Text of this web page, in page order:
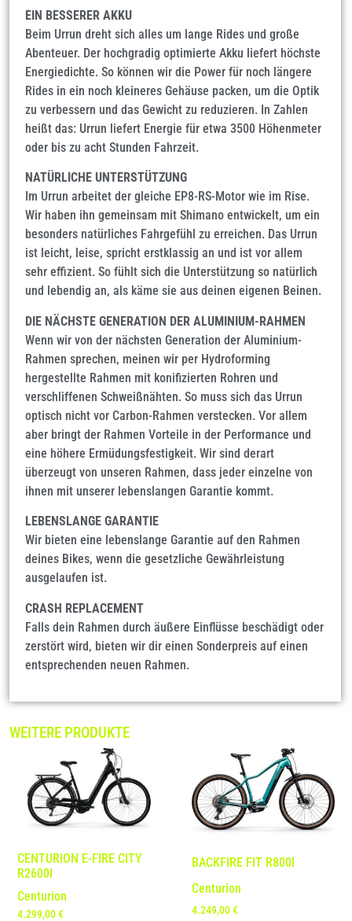
EIN BESSERER AKKU
Beim Urrun dreht sich alles um lange Rides und große
Abenteuer. Der hochgradig optimierte Akku liefert höchste
Energiedichte. So können wir die Power für noch längere
Rides in ein noch kleineres Gehäuse packen, um die Optik
zu verbessern und das Gewicht zu reduzieren. In Zahlen
heißt das: Urrun liefert Energie für etwa 3500 Höhenmeter
oder bis zu acht Stunden Fahrzeit.
NATÜRLICHE UNTERSTÜTZUNG
Im Urrun arbeitet der gleiche EP8-RS-Motor wie im Rise.
Wir haben ihn gemeinsam mit Shimano entwickelt, um ein
besonders natürliches Fahrgefühl zu erreichen. Das Urrun
ist leicht, leise, spricht erstklassig an und ist vor allem
sehr effizient. So fühlt sich die Unterstützung so natürlich
und lebendig an, als käme sie aus deinen eigenen Beinen.
DIE NÄCHSTE GENERATION DER ALUMINIUM-RAHMEN
Wenn wir von der nächsten Generation der Aluminium-
Rahmen sprechen, meinen wir per Hydroforming
hergestellte Rahmen mit konifizierten Rohren und
verschliffenen Schweißnähten. So muss sich das Urrun
optisch nicht vor Carbon-Rahmen verstecken. Vor allem
aber bringt der Rahmen Vorteile in der Performance und
eine höhere Ermüdungsfestigkeit. Wir sind derart
überzeugt von unseren Rahmen, dass jeder einzelne von
ihnen mit unserer lebenslangen Garantie kommt.
LEBENSLANGE GARANTIE
Wir bieten eine lebenslange Garantie auf den Rahmen
deines Bikes, wenn die gesetzliche Gewährleistung
ausgelaufen ist.
CRASH REPLACEMENT
Falls dein Rahmen durch äußere Einflüsse beschädigt oder
zerstört wird, bieten wir dir einen Sonderpreis auf einen
entsprechenden neuen Rahmen.
WEITERE PRODUKTE
CENTURION E-FIRE CITY
R2600I
Centurion
4.299,00€
BACKFIRE FIT R800I
Centurion
4.249,00€